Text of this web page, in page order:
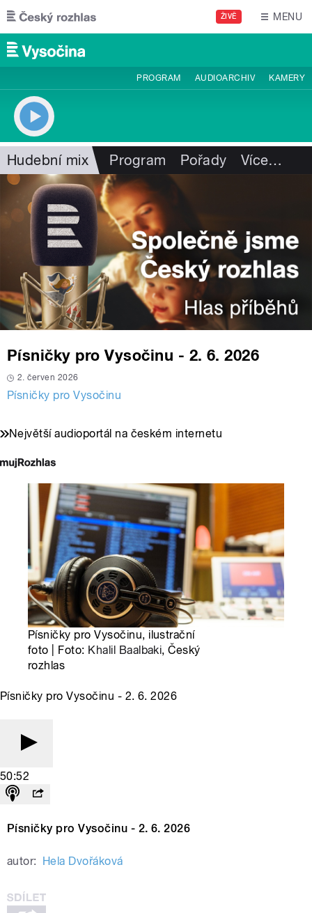
Přejít k hlavnímu obsahu
ŽIVĚ MENU
PROGRAM AUDIOARCHIV KAMERY
Hudební mix Program Pořady Více…
Písničky pro Vysočinu - 2. 6. 2026
2. červen 2026
Písničky pro Vysočinu
Největší audioportál na českém internetu
Písničky pro Vysočinu, ilustrační
foto | Foto: Khalil Baalbaki, Český
rozhlas
Písničky pro Vysočinu - 2. 6. 2026
50:52
Písničky pro Vysočinu - 2. 6. 2026
autor: Hela Dvořáková